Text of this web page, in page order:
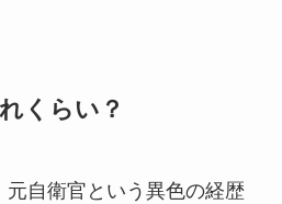
くらい？
自衛官という異色の経歴